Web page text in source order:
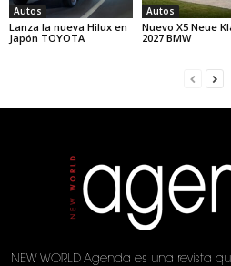
Autos
Lanza la nueva Hilux en
Japón TOYOTA
Autos
Nuevo X5 Neue
2027 BMW
NEW WORLD Agenda es una revista